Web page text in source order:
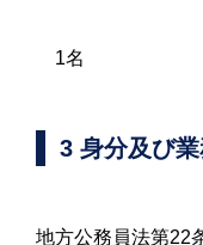
1名
3 身分及び
地方公務員法第22